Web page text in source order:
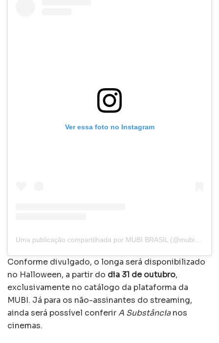
Ver essa foto no Instagram
Uma publicação compartilhada por MUBI BRASIL (@mubibrasil)
Conforme divulgado, o longa será disponibilizado
no Halloween, a partir do dia 31 de outubro,
exclusivamente no catálogo da plataforma da
MUBI. Já para os não-assinantes do streaming,
ainda será possível conferirA Substâncianos
cinemas.